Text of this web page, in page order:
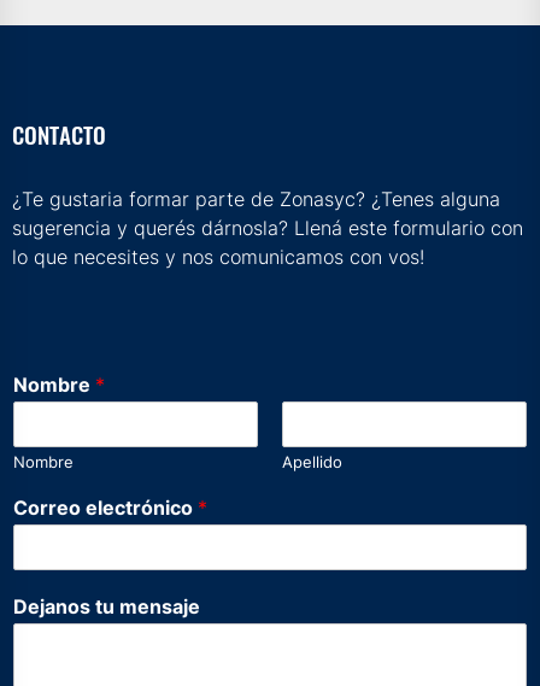
CONTACTO
¿Te gustaria formar parte de Zonasyc? ¿Tenes alguna
sugerencia y querés dárnosla? Llená este formulario con
lo que necesites y nos comunicamos con vos!
Nombre *
Nombre Apellido
*
D
j
n
Correo electrónico *
Dejanos tu mensaje